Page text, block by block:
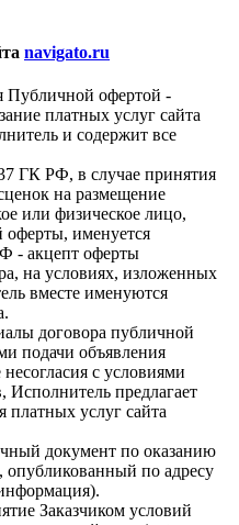
navigato.ru
Публичной офертой -
платных услуг сайта
и содержит все
ГК РФ, в случае принятия
на размещение
или физическое лицо,
оферты, именуется
- акцепт оферты
на условиях, изложенных
вместе именуются
договора публичной
подачи объявления
с условиями
Исполнитель предлагает
платных услуг сайта
документ по оказанию
опубликованный по адресу
Заказчиком условий